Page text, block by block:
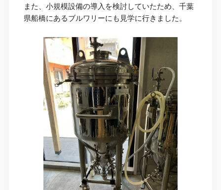
また、小規模設備の導入を検討していたため、千葉
県船橋にあるブルワリーにも見学に行きました。